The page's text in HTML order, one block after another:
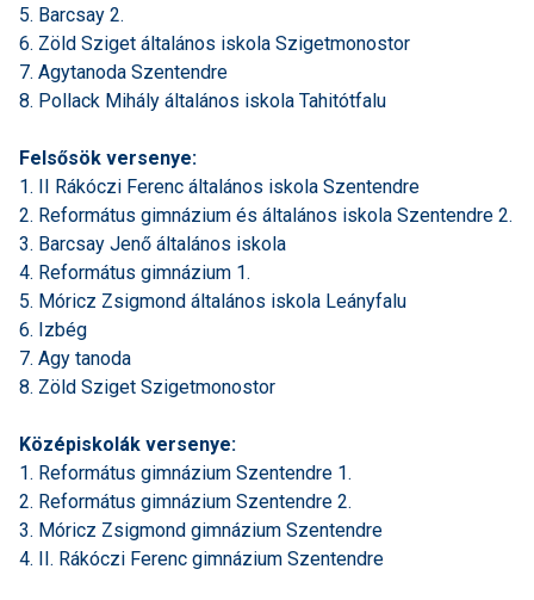
5. Barcsay 2.
6. Zöld Sziget általános iskola Szigetmonostor
7. Agytanoda Szentendre
8. Pollack Mihály általános iskola Tahitótfalu
Felsősök versenye:
1. II Rákóczi Ferenc általános iskola Szentendre
2. Református gimnázium és általános iskola Szentendre 2.
3. Barcsay Jenő általános iskola
4. Református gimnázium 1.
5. Móricz Zsigmond általános iskola Leányfalu
6. Izbég
7. Agy tanoda
8. Zöld Sziget Szigetmonostor
Középiskolák versenye:
1. Református gimnázium Szentendre 1.
2. Református gimnázium Szentendre 2.
3. Móricz Zsigmond gimnázium Szentendre
4. II. Rákóczi Ferenc gimnázium Szentendre